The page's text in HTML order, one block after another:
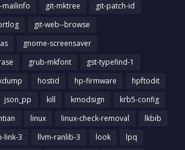
mailinfo git-mktree
git-patch-id
git-web--browse
gnome-screensaver
grub-mkfont
gst-typefind-1
hostid hp-firmware
hpftodit
json_pp kill kmodsign
krb5-config
linux linux-check-removal
lkbib
link-3 llvm-ranlib-3 look lpq